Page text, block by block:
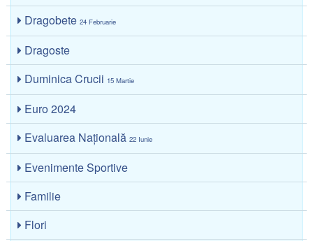
Dragobete24 Februarie
Dragoste
Duminica Crucii 15 Martie
Euro 2024
Evaluarea Națională22 Iunie
Evenimente Sportive
Familie
Flori